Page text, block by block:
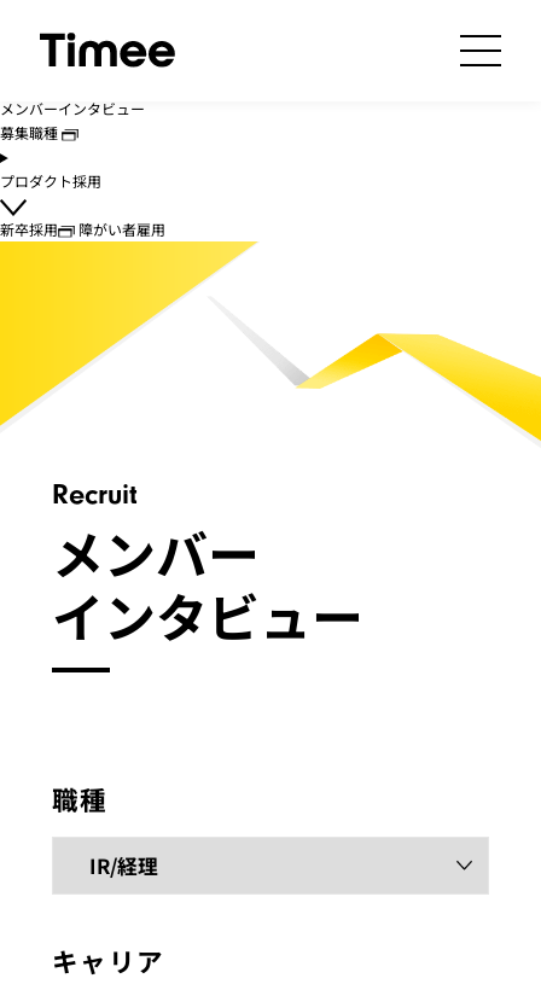
挑戦できる環境
メンバーインタビュー
募集職種
プロダクト採用
新卒採用 障がい者雇用
Recruit
メンバー
インタビュー
職種
キャリア